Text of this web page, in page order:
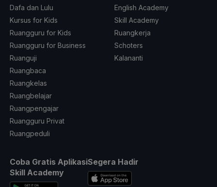
Dafa dan Lulu
Kursus for Kids
Ruangguru for Kids
Ruangguru for Business
Ruanguji
Ruangbaca
Ruangkelas
Ruangbelajar
Ruangpengajar
Ruangguru Privat
Ruangpeduli
English Academy
Skill Academy
Ruangkerja
Schoters
Kalananti
Coba Gratis Aplikasi
Skill Academy
Segera Hadir